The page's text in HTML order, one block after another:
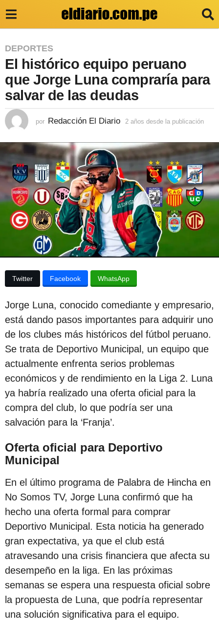
2
a
ñ
o
d
d
e
l
p
b
l
i
a
c
i
ó
n
2
a
ñ
o
s
d
s
d
e
l
a
p
u
b
l
i
DEPORTES
El histórico equipo peruano
que Jorge Luna compraría para
salvar de las deudas
por Redacción El Diario 2 años desde la publicación
d
e
s
d
l
a
i
ó
n
Twitter Facebook WhatsApp
Jorge Luna, conocido comediante y empresario,
está dando pasos importantes para adquirir uno
de los clubes más históricos del fútbol peruano.
Se trata de Deportivo Municipal, un equipo que
actualmente enfrenta serios problemas
económicos y de rendimiento en la Liga 2. Luna
ya habría realizado una oferta oficial para la
compra del club, lo que podría ser una
salvación para la ‘Franja’.
Oferta oficial para Deportivo
Municipal
En el último programa de Palabra de Hincha en
No Somos TV, Jorge Luna confirmó que ha
hecho una oferta formal para comprar
Deportivo Municipal. Esta noticia ha generado
gran expectativa, ya que el club está
atravesando una crisis financiera que afecta su
desempeño en la liga. En las próximas
semanas se espera una respuesta oficial sobre
la propuesta de Luna, que podría representar
una solución significativa para el equipo.